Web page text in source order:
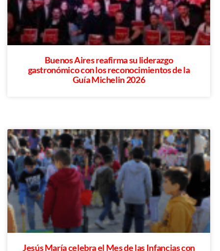
Buenos Aires reafirma su liderazgo
gastronómico con los reconocimientos de la
Guía Michelin 2026
Jesús María celebra el Mes de las Infancias con